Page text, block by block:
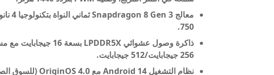
750.
256 جيجابايت/512 جيجابايت.